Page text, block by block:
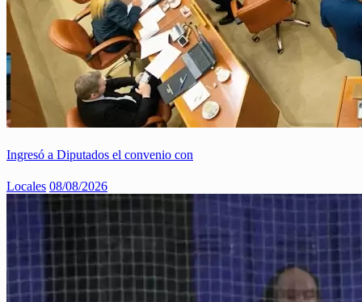
Ingresó a Diputados el convenio con
Locales 08/08/2026